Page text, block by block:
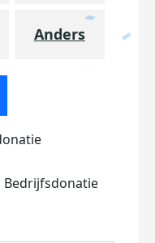
Anders
Bedrijfsdonatie